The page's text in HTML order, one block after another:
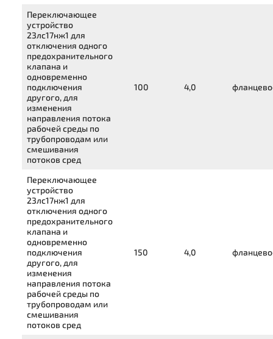
Переключающее
устройство
23лс17нж1 для
отключения одного
предохранительного
клапана и
одновременно
подключения
другого, для
изменения
направления потока
рабочей среды по
трубопроводам или
смешивания
потоков сред
100 4,0
Переключающее
устройство
23лс17нж1 для
отключения одного
предохранительного
клапана и
одновременно
подключения
другого, для
изменения
направления потока
рабочей среды по
трубопроводам или
смешивания
потоков сред
150 4,0